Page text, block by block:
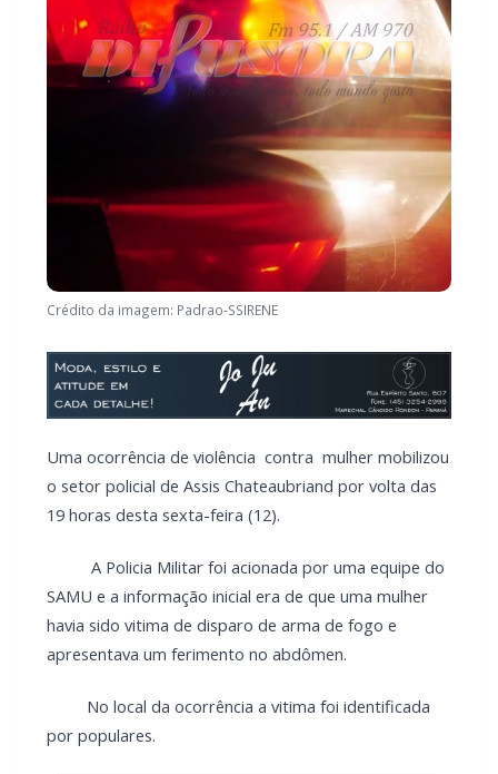
Crédito da imagem: Padrao-SSIRENE